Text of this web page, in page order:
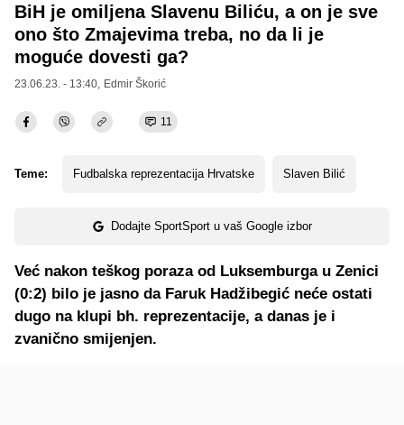
BiH je omiljena Slavenu Biliću, a on je sve
ono što Zmajevima treba, no da li je
moguće dovesti ga?
23.06.23. - 13:40, Edmir Škorić
11
Teme: Fudbalska reprezentacija Hrvatske Slaven Bilić
Dodajte SportSport u vaš Google izbor
Već nakon teškog poraza od Luksemburga u Zenici
(0:2) bilo je jasno da Faruk Hadžibegić neće ostati
dugo na klupi bh. reprezentacije, a danas je i
zvanično smijenjen.